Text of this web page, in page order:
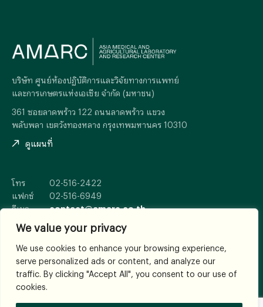
We value your privacy
We use cookies to enhance your browsing experience,
serve personalized ads or content, and analyze our
traffic. By clicking "Accept All", you consent to our use of
cookies.
บริษัท ศูนย์ห้องปฏิบัติการและวิจัยทางการแพทย์
และการเกษตรแห่งเอเซีย จำกัด (มหาชน)
361 ซอยลาดพร้าว 122 ถนนลาดพร้าว แขวง
พลับพลา เขตวังทองหลาง กรุงเทพมหานคร 10310
ดูแผนที่
โทร
02-516-2422
แฟกซ์
02-516-6949
อีเมล
contact@amarc.co.th
© 2026
All Rights Reserved.
เงื่อนไขและข้อตกลง
WHERE TRUST ESTABLISHES